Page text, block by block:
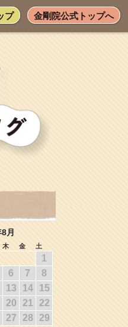
プ 金剛院公式トップへ
8月
木 金 土
1
6 7
8
13 14
15
20 21
22
27 28
29